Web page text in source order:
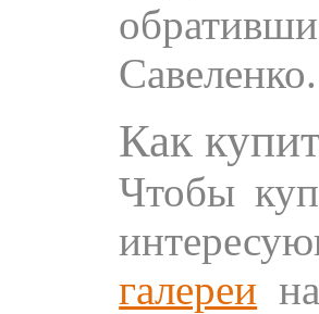
Савеленко.
Как
Чтобы
галереи